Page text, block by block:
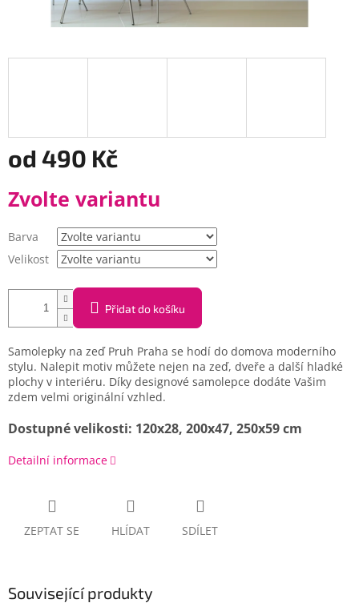
od 490 Kč
cena:
Zvolte variantu
Barva
Velikost
Přidat do košíku
Samolepky na zeď Pruh Praha se hodí do domova moderního
stylu. Nalepit motiv můžete nejen na zeď, dveře a další hladké
plochy v interiéru. Díky designové samolepce dodáte Vašim
zdem velmi originální vzhled.
Dostupné velikosti: 120x28, 200x47, 250x59 cm
Detailní informace
ZEPTAT SE HLÍDAT SDÍLET
Související produkty